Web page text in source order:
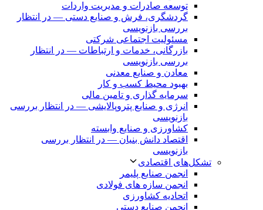
توسعه صادرات و مدیریت واردات
گردشگری، فرش و صنایع دستی — در انتظار
بررسی بازنویسی
مسئولیت اجتماعی شرکتی
بازرگانی، خدمات و ارتباطات — در انتظار
بررسی بازنویسی
معادن و صنایع معدنی
بهبود محیط کسب و کار
سرمایه گذاری و تامین مالی
انرژی و صنایع پتروپالایشی — در انتظار بررسی
بازنویسی
کشاورزی و صنایع وابسته
اقتصاد دانش بنیان — در انتظار بررسی
بازنویسی
تشکل‌های اقتصادی
انجمن صنایع پلیمر
انجمن سازه های فولادی
اتحادیه کشاورزی
انجمن صنایع دستی